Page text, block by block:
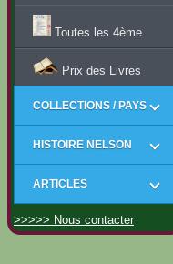
Toutes les 4ème
Prix des Livres
COLLECTIONS / PAYS
HISTOIRE NELSON
ARTICLES
>>>>> Nous contacter